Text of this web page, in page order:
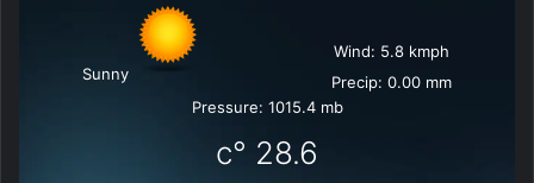
Sunny
Wind: 5.8 kmph
Precip: 0.00 mm
Pressure: 1015.4 mb
28.6
°c